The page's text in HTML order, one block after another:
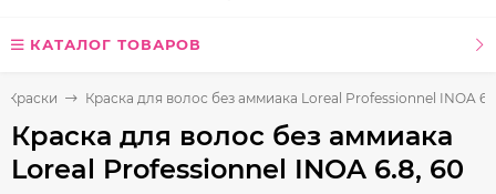
КАТАЛОГ ТОВАРОВ
Краски Краска для волос без аммиака Loreal Professionnel INOA
Краска для волос без аммиака
Loreal Professionnel INOA 6.8, 60